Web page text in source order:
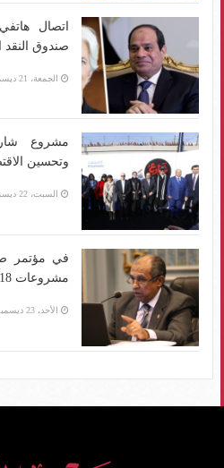
اتصال
صندوق النقد
الجمعة، 21 ديسمبر 2018 10:19 م
وتحسين
السبت، 22 ديسمبر 2018 01:00 م
في مؤتمر
مشروعات 2018 التنموية
الأحد، 23 ديسمبر 2018 06:00 م